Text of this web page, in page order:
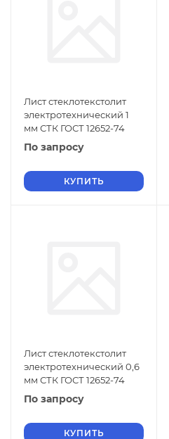
Лист стеклотекстолит
электротехнический 1
мм СТК ГОСТ 12652-74
По запросу
КУПИТЬ
Лист стеклотекстолит
электротехнический 0,6
мм СТК ГОСТ 12652-74
По запросу
КУПИТЬ